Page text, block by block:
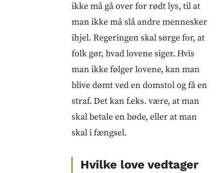
ikke må gå over for rødt lys, til at
man ikke må slå andre mennesker
ihjel. Regeringen skal sørge for, at
folk gør, hvad lovene siger. Hvis
man ikke følger lovene, kan man
blive dømt ved en domstol og få en
straf. Det kan f.eks. være, at man
skal betale en bøde, eller at man
skal i fængsel.
Hvilke love vedtager